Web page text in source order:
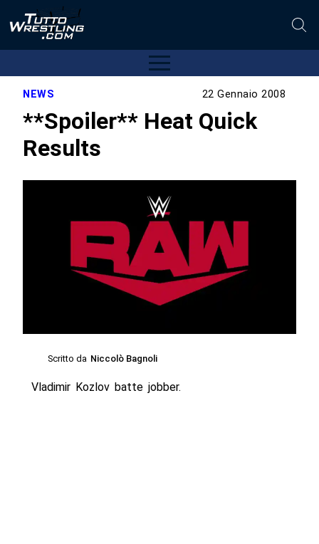
NEWS 22 Gennaio 2008
**Spoiler** Heat Quick
Results
Scritto da Niccolò Bagnoli
Vladimir Kozlov batte jobber.